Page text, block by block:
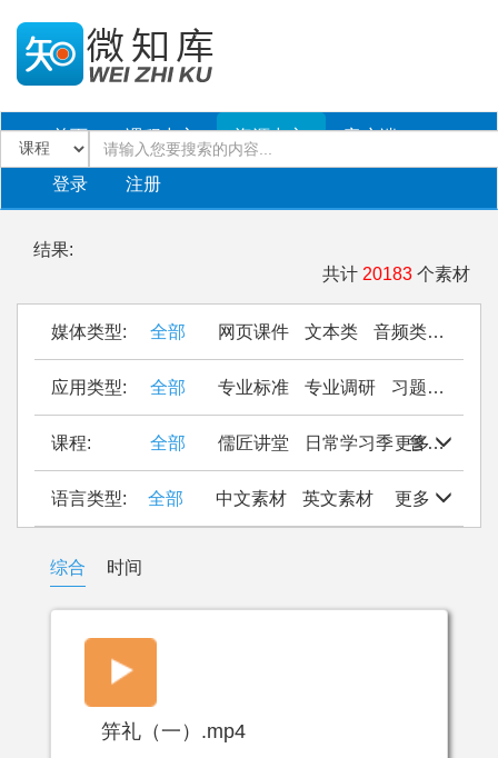
首页 课程中心 资源中心 客户端
登录 注册
结果:
共计 20183 个素材
媒体类型: 全部 网页课件 文本类 音频类
应用类型: 全部 专业标准 专业调研 习题作业
更多
课程: 全部 儒匠讲堂 日常学习季 鲁西南民间织锦
更多
语言类型: 全部 中文素材 英文素材
综合 时间
笄礼（一）.mp4